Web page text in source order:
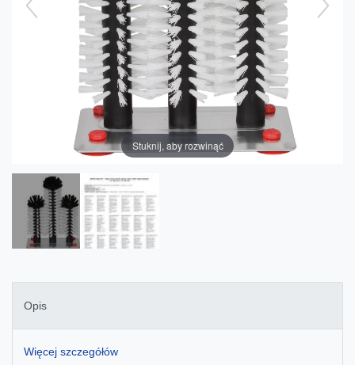
Stuknij, aby rozwinąć
Opis
Więcej szczegółów